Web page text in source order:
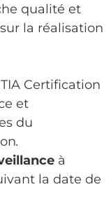
qualité et
la réalisation
Certification
et
du
.
à
la date de